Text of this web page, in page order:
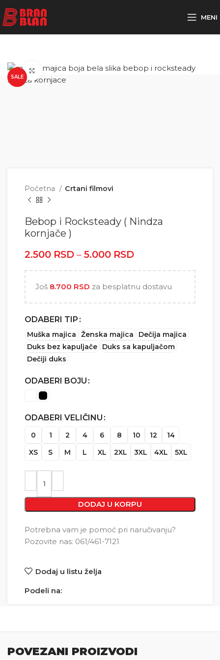
MENI
SALE
Click to enlarge
Početna Crtani filmovi
Bebop i Rocksteady ( Nindza
kornjače )
2.500 RSD – 5.000 RSD
Još 8.700 RSD za besplatnu dostavu
ODABERI TIP
Muška majica Ženska majica
Dečija majica
Duks bez kapuljače
Duks sa kapuljačom
Dečiji duks
ODABERI BOJU
ODABERI VELIČINU
0 1 2 4 6 8 10 12
14
XS
S M L XL 2XL 3XL 4XL 5XL
DODAJ U KORPU
Potrebna vam je pomoć pri naručivanju?
Pozovite nas: 061/461-7121
Dodaj u listu želja
Podeli na:
POVEZANI PROIZVODI